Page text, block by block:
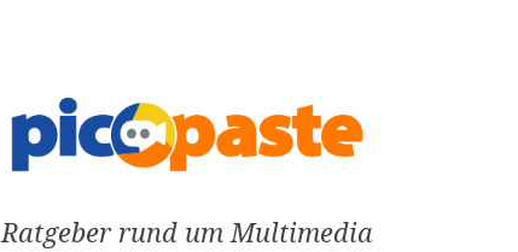
Ratgeber rund um Multimedia